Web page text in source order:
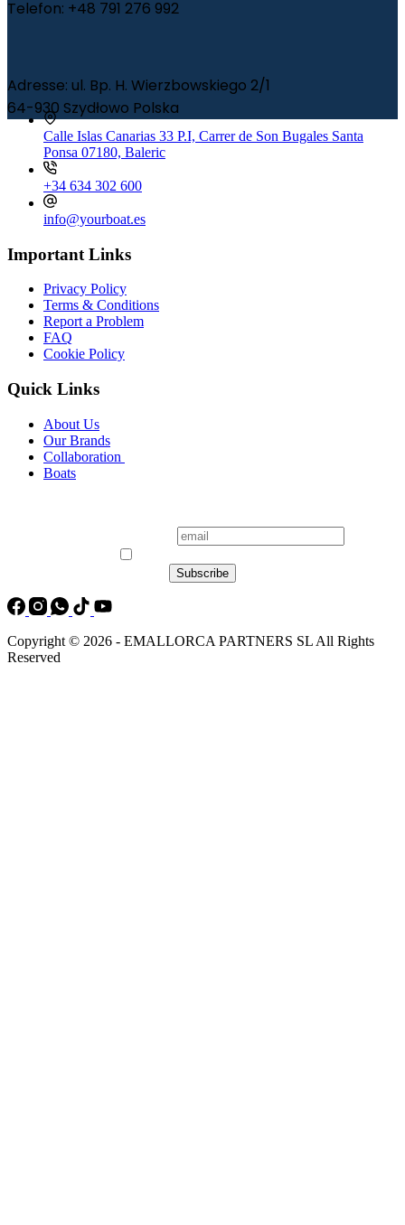
Telefon: +48 791 276 992
Adresse: ul. Bp. H. Wierzbowskiego 2/1
64-930 Szydłowo Polska
Calle Islas Canarias 33 P.I, Carrer de Son Bugales Santa
Ponsa 07180, Baleric
+34 634 302 600
info@yourboat.es
Important Links
Privacy Policy
Terms & Conditions
Report a Problem
FAQ
Cookie Policy
Quick Links
About Us
Our Brands
Collaboration
Boats
Copyright © 2026 - EMALLORCA PARTNERS SL All Rights
Reserved